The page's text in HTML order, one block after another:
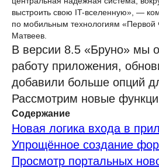
выстроить свою IT-вселенную», —
по мобильным технологиям
Матвеев.
В версии 8.5 «Бруно» мы
работу приложения,
добавили больше опций
Рассмотрим новые
Содержание
Новая логика входа в
Упрощённое создание
Просмотр портальных